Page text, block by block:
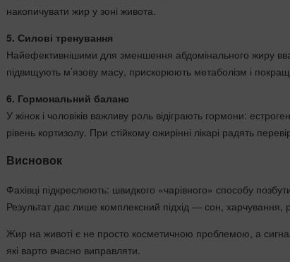
накопичувати жир у зоні живота.
5. Силові тренування
Найефективнішими для зменшення абдомінального жиру
підвищують м’язову масу, прискорюють метаболізм і
6. Гормональний баланс
У жінок і чоловіків важливу роль відіграють гормони:
рівень кортизолу. При стійкому ожирінні лікарі радять
Висновок
Фахівці підкреслюють: швидкого «чарівного» способу
Результат дає лише комплексний підхід — сон, харчування,
Жир на животі є не просто косметичною проблемою, а
які варто вчасно виправляти.